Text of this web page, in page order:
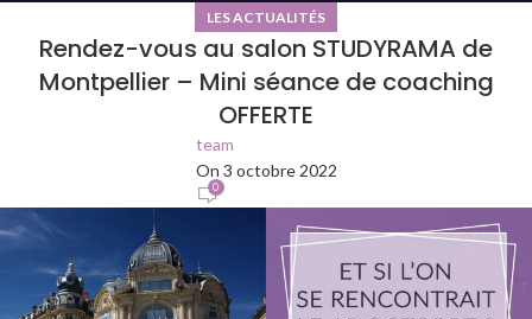
LES ACTUALITÉS
Rendez-vous au salon STUDYRAMA de
Montpellier – Mini séance de coaching
OFFERTE
team
On 3 octobre 2022
0